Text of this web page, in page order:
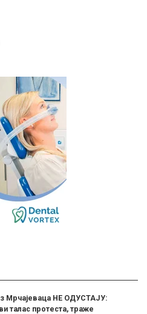
Мрчајеваца НЕ ОДУСТАЈУ:
талас протеста, траже